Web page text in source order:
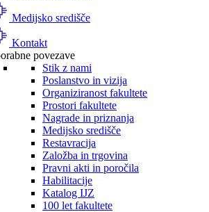
Medijsko središče
Kontakt
povezave
Stik z nami
Poslanstvo in vizija
Organiziranost fakultete
Prostori fakultete
Nagrade in priznanja
Medijsko središče
Restavracija
Založba in trgovina
Pravni akti in poročila
Habilitacije
Katalog IJZ
100 let fakultete